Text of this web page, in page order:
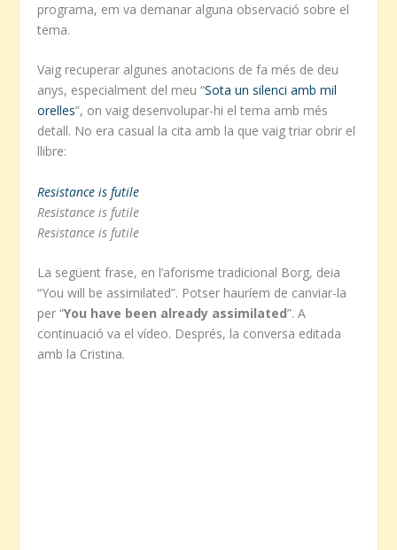
programa, em va demanar alguna observació sobre el
tema.
Vaig recuperar algunes anotacions de fa més de deu
anys, especialment del meu “Sota un silenci amb mil
orelles”, on vaig desenvolupar-hi el tema amb més
detall. No era casual la cita amb la que vaig triar obrir el
llibre:
Resistance is futile
Resistance is futile
Resistance is futile
La següent frase, en l’aforisme tradicional Borg, deia
“You will be assimilated”. Potser hauríem de canviar-la
per “You have been already assimilated”. A
continuació va el vídeo. Després, la conversa editada
amb la Cristina.